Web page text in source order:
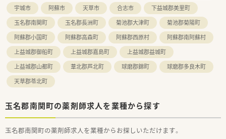
宇城市
阿蘇市 天草市 合志市
下益城郡美里町
玉名郡南関町
玉名郡長洲町 菊池郡大津町
菊池郡菊陽町
阿蘇郡小国町
阿蘇郡高森町 阿蘇郡西原村
阿蘇郡南阿蘇村
上益城郡御船町
上益城郡嘉島町
上益城郡益城町
上益城郡山都町
葦北郡芦北町 球磨郡錦町
球磨郡多良木町
天草郡苓北町
玉名郡南関町の薬剤師求人を業種から探す
玉名郡南関町の薬剤師求人を業種からお探しいただけます。